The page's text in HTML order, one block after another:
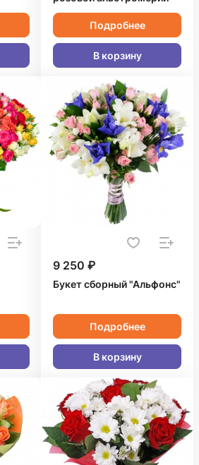
Подробнее
В корзину
9 250 ₽
Букет сборный "Альфонс"
Подробнее
В корзину